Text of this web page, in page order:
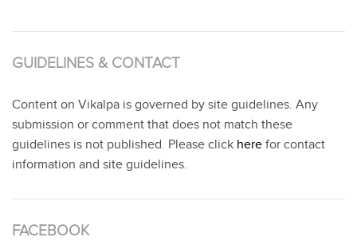
GUIDELINES & CONTACT
Content on Vikalpa is governed by site guidelines. Any
submission or comment that does not match these
guidelines is not published. Please click here for contact
information and site guidelines.
FACEBOOK